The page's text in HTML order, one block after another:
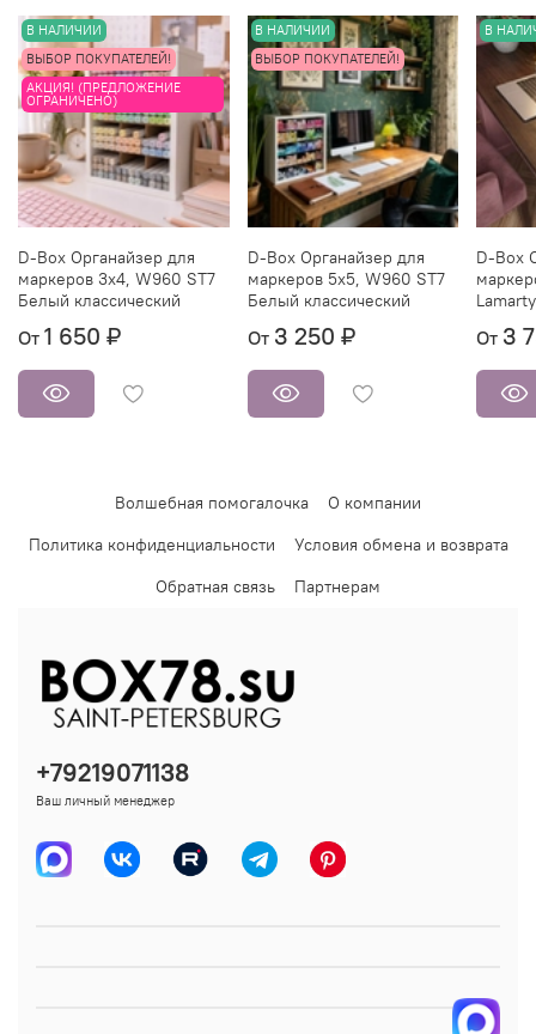
В НАЛИЧИИ
ВЫБОР ПОКУПАТЕЛЕЙ!
АКЦИЯ! (ПРЕДЛОЖЕНИЕ
ОГРАНИЧЕНО)
D-Box Органайзер для
маркеров 3х4, W960 ST7
Белый классический
От 1 650 ₽
В НАЛИЧИИ
ВЫБОР ПОКУПАТЕЛЕЙ!
D-Box Органайзер для
маркеров 5х5, W960 ST7
Белый классический
От 3 250 ₽
В
D-Box
Lamarty
От 3
Волшебная помогалочка
О компании
Политика конфиденциальности
Условия обмена и возврата
Обратная связь
Партнерам
+79219071138
Ваш личный менеджер